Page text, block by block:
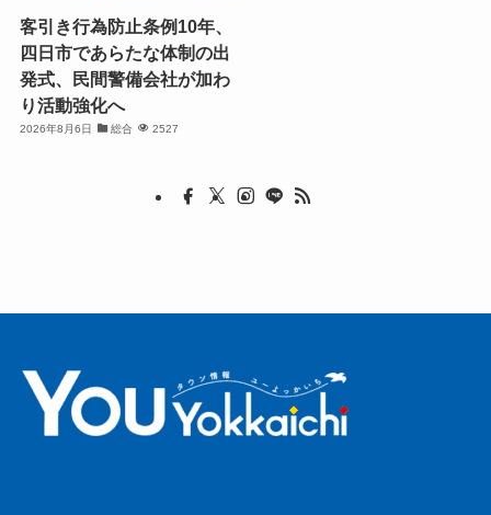
客引き行為防止条例10年、
四日市であらたな体制の出
発式、民間警備会社が加わ
り活動強化へ
2026年8月6日 総合 2527